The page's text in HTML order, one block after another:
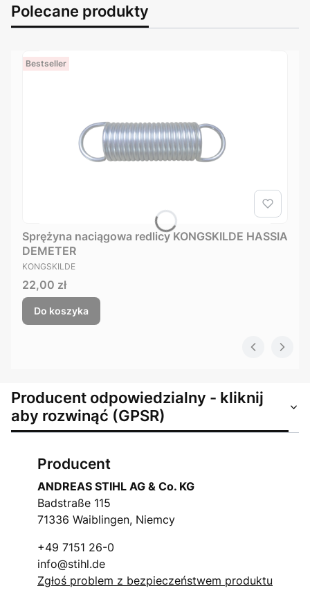
Polecane produkty
Bestseller
Sprężyna naciągowa redlicy KONGSKILDE HASSIA
DEMETER
PRODUCENT
KONGSKILDE
Cena
22,00 zł
Do koszyka
Producent odpowiedzialny - kliknij
aby rozwinąć (GPSR)
Producent
ANDREAS STIHL AG & Co. KG
Badstraße 115
71336 Waiblingen, Niemcy
+49 7151 26-0
info@stihl.de
Zgłoś problem z bezpieczeństwem produktu